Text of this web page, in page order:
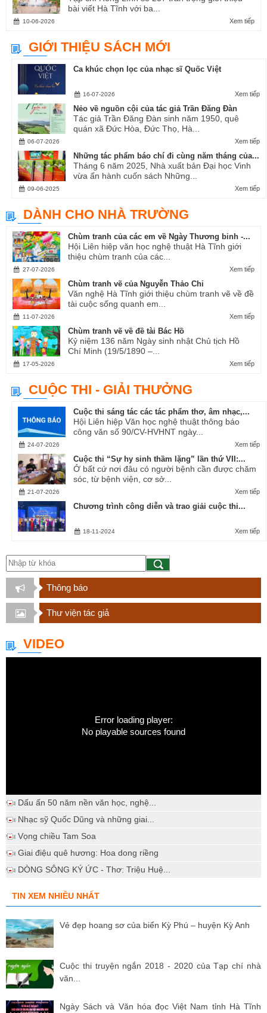
bài viết Hà Tĩnh với ba...
Xem tiếp
10-06-2026
GIỚI THIỆU SÁCH MỚI
Ca khúc chọn lọc của nhạc sĩ Quốc Việt
Xem tiếp
16-07-2026
Nẻo về nguồn cội của tác giả Trần Đăng Đàn
Tác giả Trần Đăng Đàn sinh năm 1950, quê
quán xã Đức Hòa, Đức Thọ, Hà...
Xem tiếp
06-07-2026
Những tác phẩm báo chí đi cùng năm tháng của...
Tháng 6 năm 2025, Nhà xuất bản Đại học Vinh
vừa ấn hành cuốn sách Những...
Xem tiếp
09-06-2025
DÀNH CHO NHÀ TRƯỜNG
Chùm tranh của các em về Ngày Thương binh -...
Hội Liên hiệp văn học nghệ thuật Hà Tĩnh giới
thiệu chùm tranh của các...
Xem tiếp
27-07-2026
Chùm tranh vẽ của Nguyễn Thảo Chi
Văn nghệ Hà Tĩnh giới thiệu chùm tranh vẽ về đề
tài cuộc sống quanh em...
Xem tiếp
11-07-2026
Chùm tranh vẽ về đề tài Bác Hồ
Kỷ niệm 136 năm Ngày sinh nhật Chủ tịch Hồ
Chí Minh (19/5/1890 –...
Xem tiếp
17-05-2026
CUỘC THI - GIẢI THƯỞNG
Cuộc thi sáng tác các tác phẩm thơ, âm nhạc,...
Hội Liên hiệp Văn học nghệ thuật thông báo
công văn số 90/CV-HVHNT ngày...
Xem tiếp
24-07-2026
Cuộc thi “Sự hy sinh thầm lặng” lần thứ VII:...
Ở bất cứ nơi đâu có người bệnh cần được chăm
sóc, từ bệnh viện, cơ sở...
Xem tiếp
21-07-2026
Chương trình công diễn và trao giải cuộc thi...
Xem tiếp
18-11-2024
Thông báo
Thư viện tác giả
VIDEO
Error loading player:
No playable sources found
Dấu ấn 50 năm nền văn học, nghệ...
Nhạc sỹ Quốc Dũng và những giai...
Vọng chiều Tam Soa
Giai điệu quê hương: Hoa dong riềng
DÒNG SÔNG KÝ ỨC - Thơ: Triệu Huệ...
TIN XEM NHIỀU NHẤT
Vẻ đẹp hoang sơ của biển Kỳ Phú – huyện Kỳ Anh
Cuộc thi truyện ngắn 2018 - 2020 của Tạp chí nhà
văn...
Ngày Sách và Văn hóa đọc Việt Nam tỉnh Hà Tĩnh